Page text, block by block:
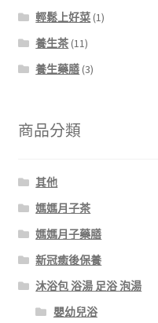
輕鬆上好菜 (1)
養生茶 (11)
養生藥膳 (3)
商品分類
其他
媽媽月子茶
媽媽月子藥膳
新冠癒後保養
沐浴包 浴湯 足浴 泡湯
嬰幼兒浴